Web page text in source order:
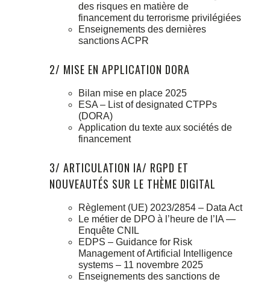
des risques en matière de
financement du terrorisme privilégiées
Enseignements des dernières
sanctions ACPR
2/ MISE EN APPLICATION DORA
Bilan mise en place 2025
ESA – List of designated CTPPs
(DORA)
Application du texte aux sociétés de
financement
3/ ARTICULATION IA/ RGPD ET
NOUVEAUTÉS SUR LE THÈME DIGITAL
Règlement (UE) 2023/2854 – Data Act
Le métier de DPO à l’heure de l’IA —
Enquête CNIL
EDPS – Guidance for Risk
Management of Artificial Intelligence
systems – 11 novembre 2025
Enseignements des sanctions de